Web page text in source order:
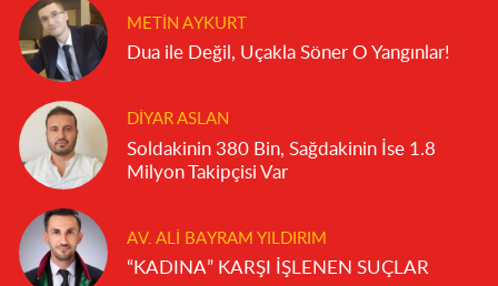
METIN AYKURT
Dua ile Değil, Uçakla Söner O Yangınlar!
DIYAR ASLAN
Soldakinin 380 Bin, Sağdakinin İse 1.8
Milyon Takipçisi Var
AV. ALI BAYRAM YILDIRIM
“KADINA” KARŞI İŞLENEN SUÇLAR